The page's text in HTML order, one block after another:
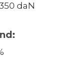
daN